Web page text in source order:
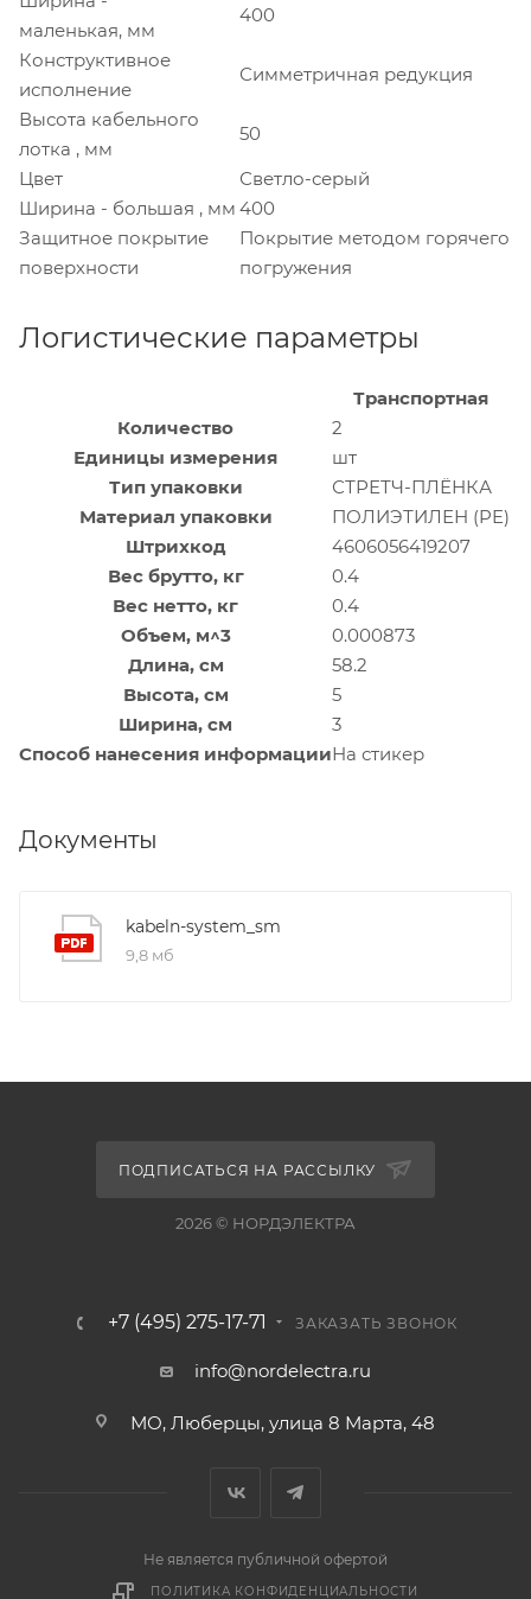
маленькая, мм
400
Конструктивное
исполнение
Симметричная редукция
Высота кабельного
лотка , мм
50
Цвет
Светло-серый
Ширина - большая , мм 400
Защитное покрытие
поверхности
Покрытие методом горячего
погружения
Логистические параметры
Транспортная
Количество
2
Единицы измерения
шт
Тип упаковки
СТРЕТЧ-ПЛЁНКА
Материал упаковки
ПОЛИЭТИЛЕН (PE)
Штрихкод
4606056419207
Вес брутто, кг
0.4
Вес нетто, кг
0.4
Объем, м^3
0.000873
Длина, см
58.2
Высота, см
5
Ширина, см
3
Способ нанесения информацииНа стикер
Документы
kabeln-system_sm
9,8 мб
ПОДПИСАТЬСЯ НА РАССЫЛКУ
2026 © НОРДЭЛЕКТРА
+7 (495) 275-17-71 ЗАКАЗАТЬ ЗВОНОК
info@nordelectra.ru
МО, Люберцы, улица 8 Марта, 48
Не является публичной офертой
ПОЛИТИКА КОНФИДЕНЦИАЛЬНОСТИ